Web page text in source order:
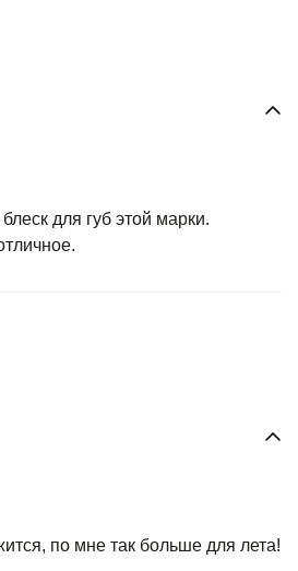
для губ этой марки.
по мне так больше для лета!